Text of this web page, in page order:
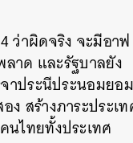
ว่าผิดจริง จะมีอาฟ
าด และรัฐบาลยัง
าประนีประนอมยอม
สร้างภาระประเ
ไทยทั้งประเทศ